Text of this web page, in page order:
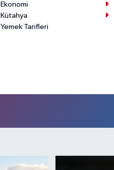
Ekonomi
Kütahya
Yemek Tarifleri